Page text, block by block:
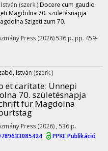
(szerk.) Docere cum gaudio
Magdolna 70. születésnapja
Szigeti zum 70.
Press (2026)536 p. pp. 459-
István (szerk.)
et caritate: Ünnepi
70. születésnapja
für Magdolna
Press (2026) , 536 p.
PPKE Publikáció